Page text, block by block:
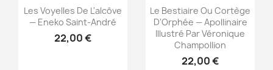
Aperçu rapide
Les Voyelles De L'alcôve
— Eneko Saint-André
22,00 €
Aperçu rapide
Le Bestiaire Ou Cortège
D'Orphée — Apollinaire
Illustré Par Véronique
Champollion
22,00 €